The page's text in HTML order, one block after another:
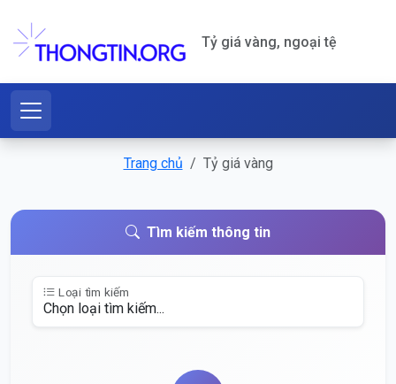
Tỷ giá vàng, ngoại tệ
Trang chủ Tỷ giá vàng
Tìm kiếm thông tin
Loại tìm kiếm